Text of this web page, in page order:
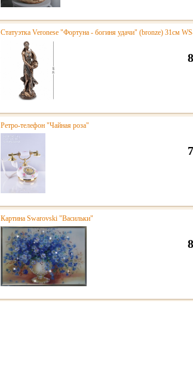
Статуэтка Veronese "Фортуна - богиня удачи" (bronze) 31см
Ретро-телефон "Чайная роза"
Картина Swarovski "Васильки"